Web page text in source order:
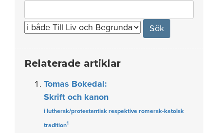
for:
Relaterade artiklar
Tomas Bokedal:
Skrift och kanon
i luthersk/protestantisk respektive romersk-katolsk
tradition1